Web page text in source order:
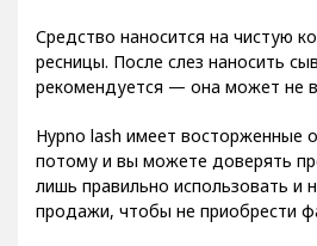
Средство наносится на чистую
ресницы. После слез наносить
рекомендуется — она может не
Hypno lash имеет восторженные
потому и вы можете доверять
лишь правильно использовать и
продажи, чтобы не приобрести